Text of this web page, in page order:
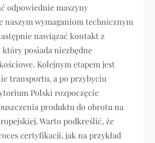
odpowiednie maszyny
naszym wymaganiom technicznym
nawiązać kontakt z
posiada niezbędne
Kolejnym etapem jest
transportu, a po przybyciu
Polski rozpoczęcie
produktu do obrotu na
Warto podkreślić, że
certyfikacji, jak na przykład